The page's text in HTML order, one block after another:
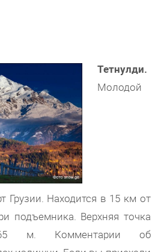
Тетнулди.
Молодой
Грузии. Находится в 15 км от
подъемника. Верхняя точка
м. Комментарии об